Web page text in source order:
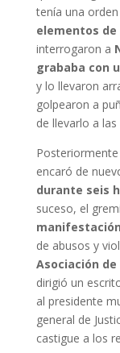
tenía una
elementos
interrogaron a
grababa con
y lo llevaron
golpearon a
de llevarlo a las
encaró de
durante seis
suceso, el
de abusos y
Asociación
dirigió un
al presidente
general de
castigue a los